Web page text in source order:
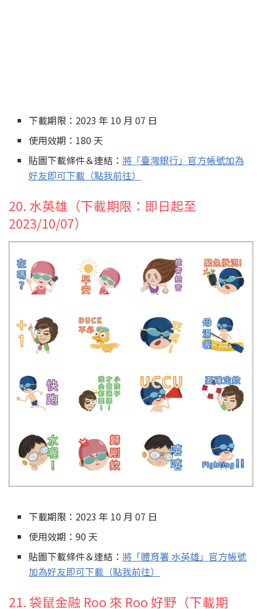
下載期限：2023 年 10 月 07 日
使用效期：180 天
貼圖下載條件＆連結： 將「臺灣銀行」官方帳號加為
好友即可下載（點我前往）
20. 水英雄（下載期限：即日起至
2023/10/07）
下載期限：2023 年 10 月 07 日
使用效期：90 天
貼圖下載條件＆連結： 將「體育署 水英雄」官方帳號
加為好友即可下載（點我前往）
21. 袋鼠金融 Roo 來 Roo 好野（下載期